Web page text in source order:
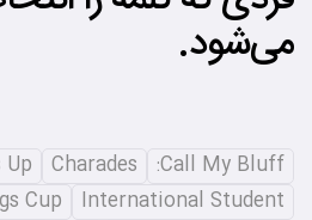
می‌شود.
Call My Bluff:
Charades
International Student
Cup: